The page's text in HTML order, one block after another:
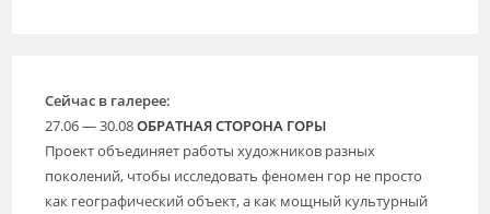
Сейчас в галерее:
27.06 — 30.08ОБРАТНАЯ СТОРОНА ГОРЫ
Проект объединяет работы художников разных
поколений, чтобы исследовать феномен гор не просто
как географический объект, а как мощный культурный